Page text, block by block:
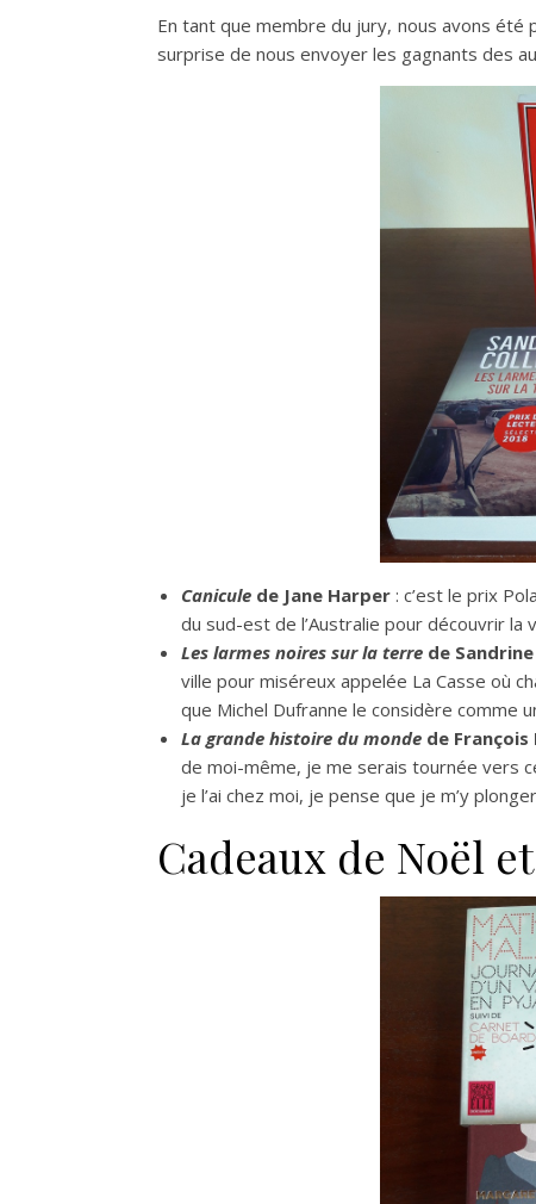
En tant que membre du jury, nous avons été
surprise de nous envoyer les gagnants des
Canicule de Jane Harper : c’est le prix
du sud-est de l’Australie pour découvrir
Les larmes noires sur la terre de
ville pour miséreux appelée La Casse où
que Michel Dufranne le considère comme
La grande histoire du monde de François
de moi-même, je me serais tournée vers
je l’ai chez moi, je pense que je m’y
Cadeaux de Noël